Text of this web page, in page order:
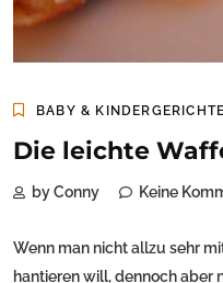
BABY & KINDERGERICHTE
Die leichte
by Conny Keine
Wenn man nicht allzu sehr
hantieren will, dennoch aber